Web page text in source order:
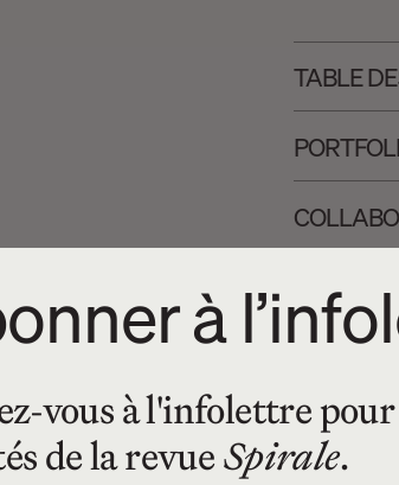
TABLE
Options
à
vous à l'infolettre
de la revueSpirale.